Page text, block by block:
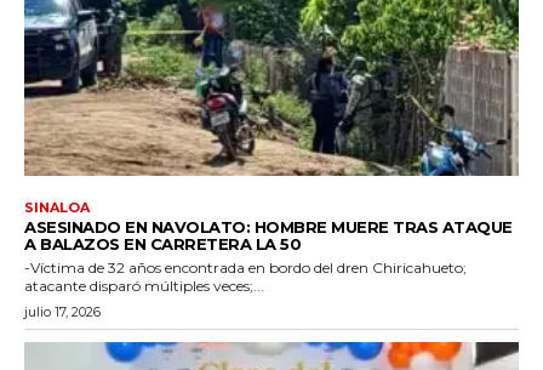
SINALOA
ASESINADO EN NAVOLATO: HOMBRE MUERE TRAS ATAQUE
A BALAZOS EN CARRETERA LA 50
-Víctima de 32 años encontrada en bordo del dren Chiricahueto;
atacante disparó múltiples veces;...
julio 17, 2026